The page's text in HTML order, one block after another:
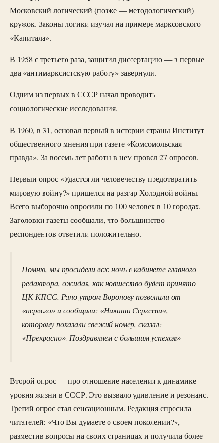
Московский логический (позже — методологический)
кружок. Законы логики изучал на примере марксовского
«Капитала».
В 1958 с третьего раза, защитил диссертацию — в первые
два «антимарксистскую работу» завернули.
Одним из первых в СССР начал проводить
социологические исследования.
В 1960, в 31, основал первый в истории страны Институт
общественного мнения при газете «Комсомольская
правда». За восемь лет работы в нем провел 27 опросов.
Первый опрос «Удастся ли человечеству предотвратить
мировую войну?» пришелся на разгар Холодной войны.
Всего выборочно опросили по 100 человек в 10 городах.
Заголовки газеты сообщали, что большинство
респондентов ответили положительно.
Помню, мы просидели всю ночь в кабинете главного
редактора, ожидая, как новшество будет принято
ЦК КПСС. Рано утром Воронову позвонили от
«первого» и сообщили: «Никита Сергеевич,
которому показали свежий номер, сказал:
«Прекрасно». Поздравляем с большим успехом»
Второй опрос — про отношение населения к динамике
уровня жизни в СССР. Это вызвало удивление и резонанс.
Третий опрос стал сенсационным. Редакция спросила
читателей: «Что Вы думаете о своем поколении?»,
разместив вопросы на своих страницах и получила более